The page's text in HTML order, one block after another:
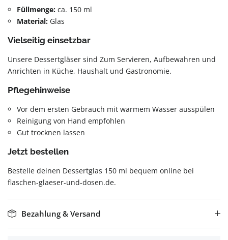
Füllmenge: ca. 150 ml
Material: Glas
Vielseitig einsetzbar
Unsere Dessertgläser sind Zum Servieren, Aufbewahren und
Anrichten in Küche, Haushalt und Gastronomie.
Pflegehinweise
Vor dem ersten Gebrauch mit warmem Wasser ausspülen
Reinigung von Hand empfohlen
Gut trocknen lassen
Jetzt bestellen
Bestelle deinen Dessertglas 150 ml bequem online bei
flaschen-glaeser-und-dosen.de.
Bezahlung & Versand